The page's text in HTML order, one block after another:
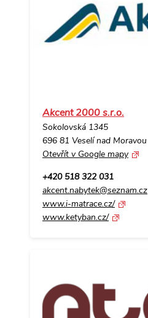
Akcent 2000 s.r.o.
Sokolovská 1345
696 81 Veselí nad Moravou
Otevřít v Google mapy
+420 518 322 031
akcent.nabytek@seznam.cz
www.i-matrace.cz/
www.ketyban.cz/